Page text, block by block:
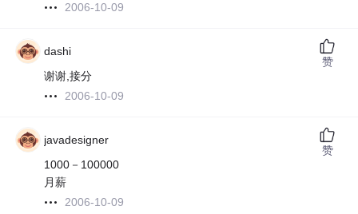
2006-10-09
dashi
谢谢,接分
2006-10-09
赞
javadesigner
1000－100000
月薪
2006-10-09
赞